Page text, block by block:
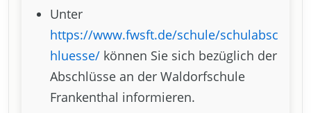
Unter
https://www.fwsft.de/schule/schulabsc
hluesse/ können Sie sich bezüglich der
Abschlüsse an der Waldorfschule
Frankenthal informieren.